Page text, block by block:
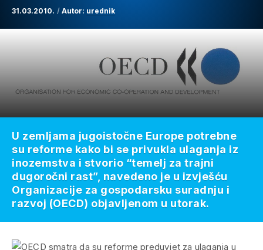
31.03.2010. Autor: urednik
U zemljama jugoistočne Europe potrebne
su reforme kako bi se privukla ulaganja iz
inozemstva i stvorio “temelj za trajni
dugoročni rast”, navedeno je u izvješću
Organizacije za gospodarsku suradnju i
razvoj (OECD) objavljenom u utorak.